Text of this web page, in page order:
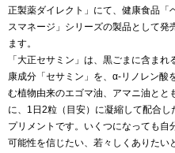
正製薬ダイレクト」にて、健康食品「
スマネージ」シリーズの製品として発
ます。
「大正セサミン」は、黒ごまに含まれ
康成分「セサミン」を、α-リノレン酸
む植物由来のエゴマ油、アマニ油とと
に、1日2粒（目安）に凝縮して配合し
プリメントです。いくつになっても自
可能性を信じたい、若々しくありたい